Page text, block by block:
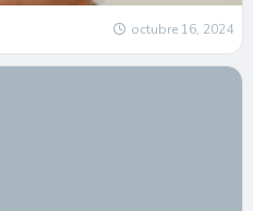
octubre 16, 2024